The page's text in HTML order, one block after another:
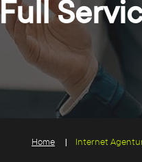
Full
Home Internet